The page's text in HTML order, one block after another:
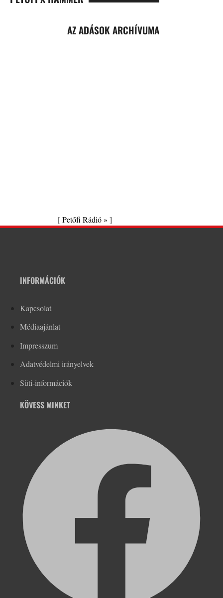
AZ ADÁSOK ARCHÍVUMA
[Petőfi Rádió » ]
INFORMÁCIÓK
Kapcsolat
Médiaajánlat
Impresszum
Adatvédelmi irányelvek
Süti-információk
KÖVESS MINKET